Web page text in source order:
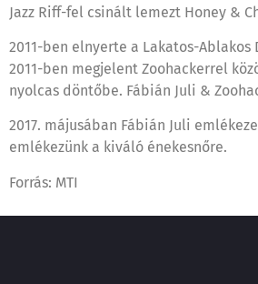
Jazz Riff-fel csinált lemezt Honey &
2011-ben elnyerte a Lakatos-
2011-ben megjelent Zoohackerrel
nyolcas döntőbe. Fábián Juli &
2017. májusában Fábián Juli
emlékezünk a kiváló énekesnőre.
Forrás: MTI